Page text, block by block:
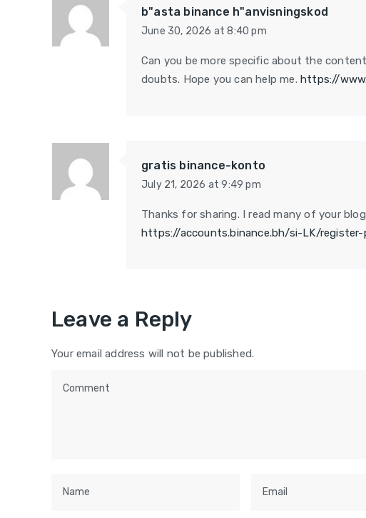
b"asta binance h"anvisningskod
June 30, 2026 at 8:40 pm
Can you be more specific about the
doubts. Hope you can help me. https://
gratis binance-konto
July 21, 2026 at 9:49 pm
Thanks for sharing. I read many of your
https://accounts.binance.bh/si-LK/register-
Leave a Reply
Your email address will not be published.